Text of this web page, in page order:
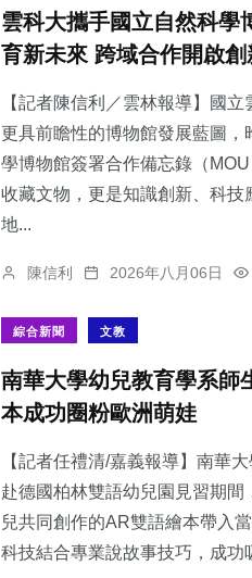
雲科大攜手國立自然科學
育新未來 跨域合作開啟
【記者陳信利／雲林報導】國
更具前瞻性的博物館發展藍圖
學博物館簽署合作備忘錄（
收藏文物，更是知識創新、科技
地...
陳信利 2026年八月06日
綜合新聞 文教
南華大學幼兒教育學系師
本成功圈粉歐洲萌娃
【記者任禮清/嘉義報導】南華
赴德國柏林雙語幼兒園見習期間
兒共同創作的AR雙語繪本帶入
科技結合專業說故事技巧，成功